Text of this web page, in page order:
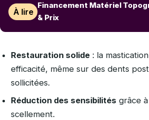
À lire
Financement Matériel
& Prix
Restauration solide : la
efficacité, même sur des dents
sollicitées.
Réduction des sensibilités grâce
scellement.